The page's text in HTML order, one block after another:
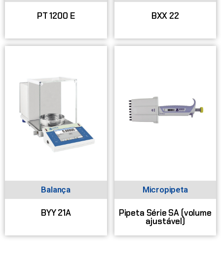
PT 1200 E BXX 22
Balança
BYY 21A
Micropipeta
Pipeta Série SA (volume
ajustável)